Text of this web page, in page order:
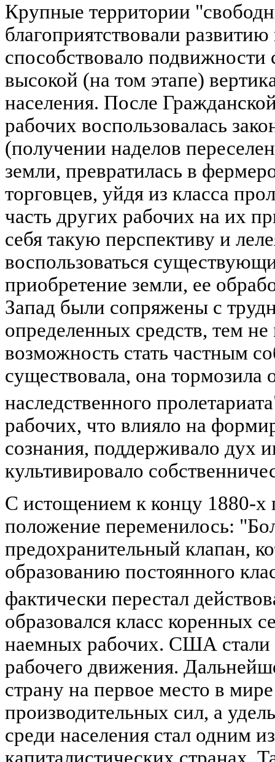
Крупные территории
благоприятствовали
способствовало
высокой (на том этапе)
населения. После
рабочих воспользовалась
(получении наделов
земли, превратилась в
торговцев, уйдя из класса
часть других рабочих на их
себя такую перспективу и
воспользоваться
приобретение земли, ее
Запад были сопряжены с
определенных средств, тем не
возможность стать частным
существовала, она тормозила
наследственного
рабочих, что влияло на
сознания, поддерживало дух
культивировало
С истощением к концу 1880-х
положение переменилось:
предохранительный клапан,
образованию постоянного
фактически перестал
образовался класс коренных
наемных рабочих. США стали
рабочего движения.
страну на первое место в
производительных сил, а
среди населения стал одним